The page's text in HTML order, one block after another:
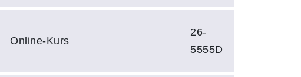
Online-Kurs
26-
5555D